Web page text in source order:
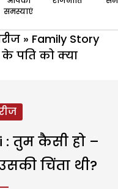
समस्याएं
» Family Story
पति को क्या
: तुम कैसी हो –
चिंता थी?